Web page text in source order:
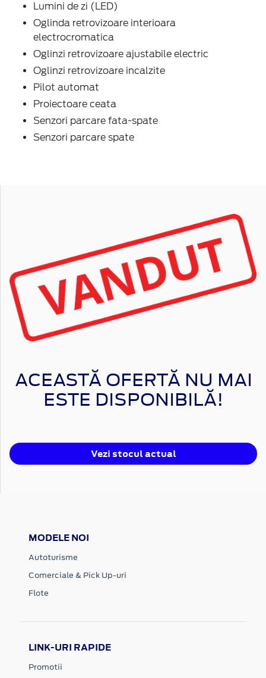
Lumini de zi (LED)
Oglinda retrovizoare interioara
electrocromatica
Oglinzi retrovizoare ajustabile electric
Oglinzi retrovizoare incalzite
Pilot automat
Proiectoare ceata
Senzori parcare fata-spate
Senzori parcare spate
ACEASTĂ OFERTĂ NU MAI
ESTE DISPONIBILĂ!
Vezi stocul actual
MODELE NOI
Autoturisme
Comerciale & Pick Up-uri
Flote
LINK-URI RAPIDE
Promotii